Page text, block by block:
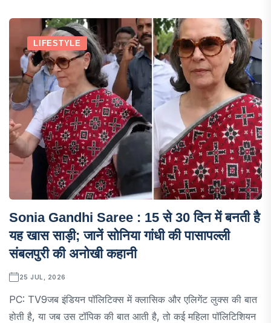
LIFESTYLE
Sonia Gandhi Saree : 15 से 30 दिन में बनती है
यह खास साड़ी; जानें सोनिया गांधी की पासापल्ली
संबलपुरी की अनोखी कहानी
25 JUL, 2026
PC: TV9जब इंडियन पॉलिटिक्स में क्लासिक और एलिगेंट लुक्स की बात
होती है, या जब उस टॉपिक की बात आती है, तो कई महिला पॉलिटिशियन